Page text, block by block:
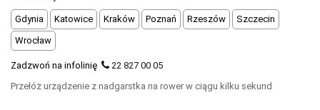
Gdynia Katowice Kraków Poznań Rzeszów
Szczecin
Wrocław
Zadzwoń na infolinię
22 827 00 05
Przełóż urządzenie z nadgarstka na rower w ciągu kilku sekund